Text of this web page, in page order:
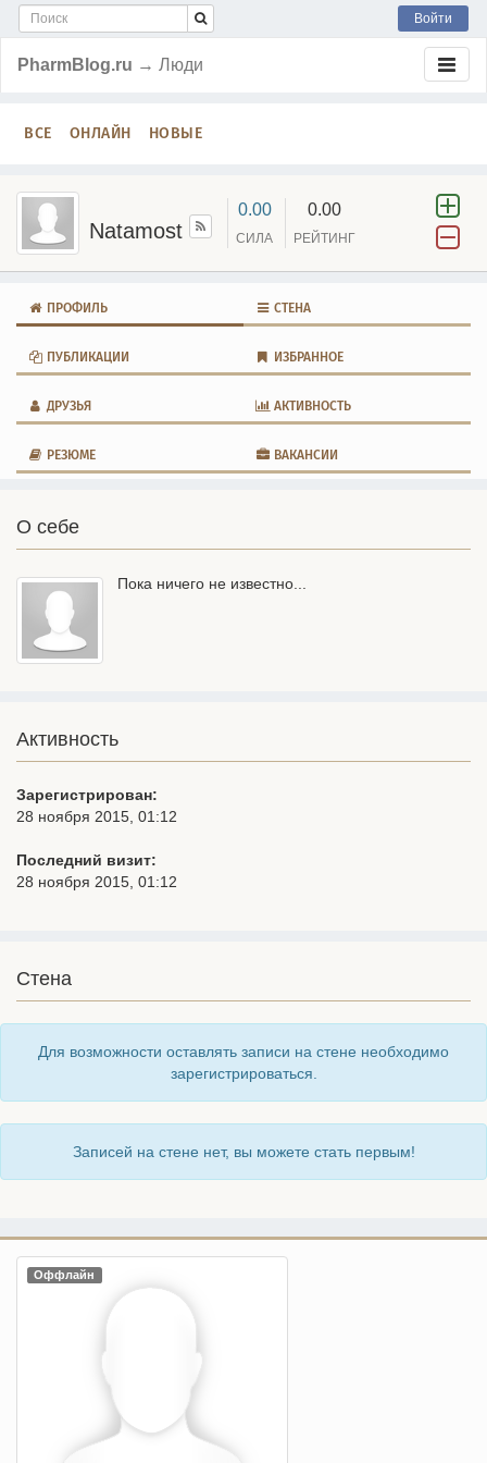
Войти
PharmBlog.ru → Люди
ВСЕ ОНЛАЙН НОВЫЕ
Natamost
0.00
СИЛА
0.00
РЕЙТИНГ
ПРОФИЛЬ СТЕНА
ПУБЛИКАЦИИ ИЗБРАННОЕ
ДРУЗЬЯ АКТИВНОСТЬ
РЕЗЮМЕ ВАКАНСИИ
О себе
Пока ничего не известно...
Активность
Зарегистрирован:
28 ноября 2015, 01:12
Последний визит:
28 ноября 2015, 01:12
Стена
Для возможности оставлять записи на стене необходимо
зарегистрироваться.
Записей на стене нет, вы можете стать первым!
Оффлайн